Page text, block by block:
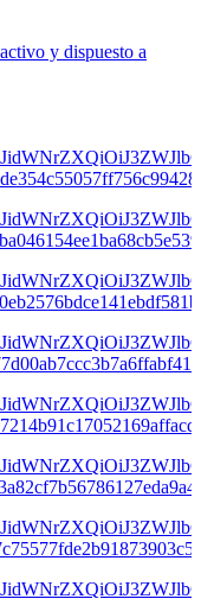
y dispuesto a